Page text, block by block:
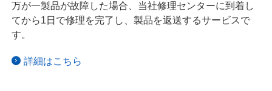
万が一製品が故障した場合、当社修理センターに到着し
てから1日で修理を完了し、製品を返送するサービスで
す。
詳細はこちら